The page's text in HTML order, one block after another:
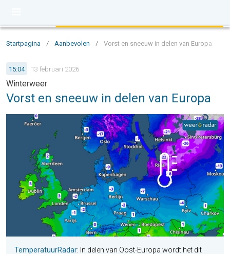
Startpagina / Aanbevolen / Vorst en sneeuw in delen van Europa
15:04 13 februari 2026
Winterweer
Vorst en sneeuw in delen van Europa
TemperatuurRadar: In delen van Oost-Europa wordt het dit